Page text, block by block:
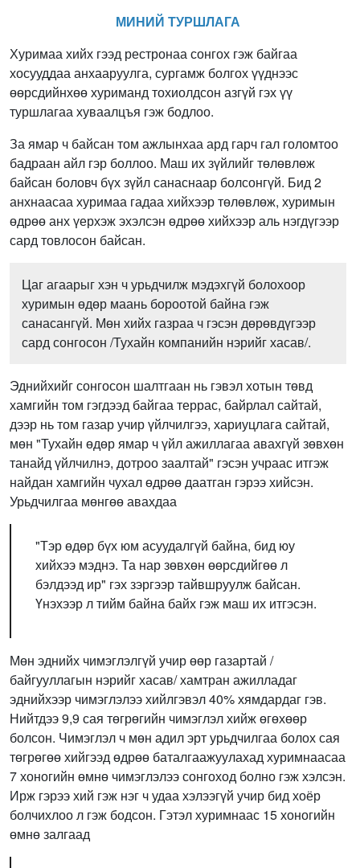
МИНИЙ ТУРШЛАГА
Хуримаа хийх гээд рестронаа сонгох гэж байгаа
хосууддаа анхааруулга, сургамж болгох үүднээс
өөрсдийнхөө хуриманд тохиолдсон азгүй гэх үү
туршлагаа хуваалцъя гэж бодлоо.
За ямар ч байсан том ажлынхаа ард гарч гал голомтоо
бадраан айл гэр боллоо. Маш их зүйлийг төлөвлөж
байсан боловч бүх зүйл санаснаар болсонгүй. Бид 2
анхнаасаа хуримаа гадаа хийхээр төлөвлөж, хуримын
өдрөө анх үерхэж эхэлсэн өдрөө хийхээр аль нэгдүгээр
сард товлосон байсан.
Цаг агаарыг хэн ч урьдчилж мэдэхгүй болохоор
хуримын өдөр маань бороотой байна гэж
санасангүй. Мөн хийх газраа ч гэсэн дөрөвдүгээр
сард сонгосон /Тухайн компанийн нэрийг хасав/.
Эднийхийг сонгосон шалтгаан нь гэвэл хотын төвд
хамгийн том гэгдээд байгаа террас, байрлал сайтай,
дээр нь том газар учир үйлчилгээ, хариуцлага сайтай,
мөн "Тухайн өдөр ямар ч үйл ажиллагаа авахгүй зөвхөн
танайд үйлчилнэ, дотроо заалтай" гэсэн учраас итгэж
найдан хамгийн чухал өдрөө даатган гэрээ хийсэн.
Урьдчилгаа мөнгөө авахдаа
"Тэр өдөр бүх юм асуудалгүй байна, бид юу
хийхээ мэднэ. Та нар зөвхөн өөрсдийгөө л
бэлдээд ир" гэх зэргээр тайвшруулж байсан.
Үнэхээр л тийм байна байх гэж маш их итгэсэн.
Мөн эднийх чимэглэлгүй учир өөр газартай /
байгууллагын нэрийг хасав/ хамтран ажилладаг
эднийхээр чимэглэлээ хийлгэвэл 40% хямдардаг гэв.
Нийтдээ 9,9 сая төгрөгийн чимэглэл хийж өгөхөөр
болсон. Чимэглэл ч мөн адил эрт урьдчилгаа болох сая
төгрөгөө хийгээд өдрөө баталгаажуулахад хуримнаасаа
7 хоногийн өмнө чимэглэлээ сонгоход болно гэж хэлсэн.
Ирж гэрээ хий гэж нэг ч удаа хэлээгүй учир бид хоёр
болчихлоо л гэж бодсон. Гэтэл хуримнаас 15 хоногийн
өмнө залгаад